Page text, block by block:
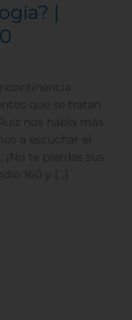
|
que se tratan
nos habla más
a escuchar el
te pierdas sus
160 y […]